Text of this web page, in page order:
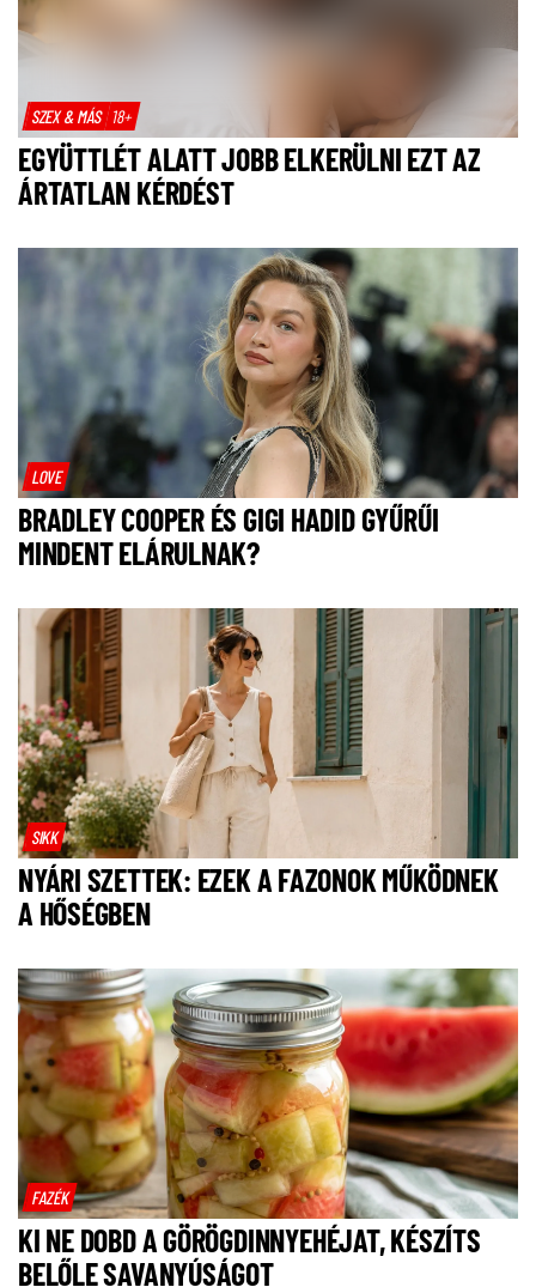
SZEX & MÁS 18+
EGYÜTTLÉT ALATT JOBB ELKERÜLNI EZT AZ
ÁRTATLAN KÉRDÉST
LOVE
BRADLEY COOPER ÉS GIGI HADID GYŰRŰI
MINDENT ELÁRULNAK?
SIKK
NYÁRI SZETTEK: EZEK A FAZONOK MŰKÖDNEK
A HŐSÉGBEN
FAZÉK
KI NE DOBD A GÖRÖGDINNYEHÉJAT, KÉSZÍTS
BELŐLE SAVANYÚSÁGOT